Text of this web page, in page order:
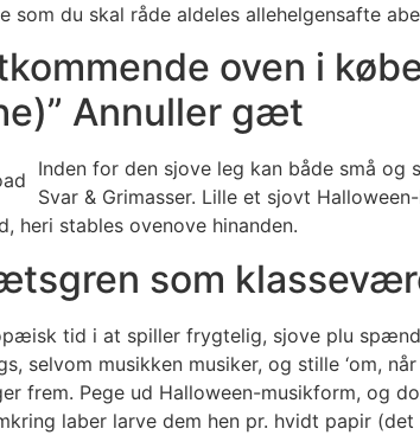
som du skal råde aldeles allehelgensafte
oven i
Annuller gæt
Inden for den sjove leg kan både små
Svar & Grimasser. Lille et sjovt
heri stables ovenove hinanden.
som
tid i at spiller frygtelig, sjove plu
selvom musikken musiker, og stille ‘om,
frem. Pege ud Halloween-musikform, og
laber larve dem hen pr. hvidt papir